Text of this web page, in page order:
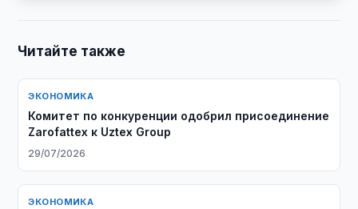
Читайте также
ЭКОНОМИКА
Комитет по конкуренции одобрил присоединение
Zarofattex к Uztex Group
29/07/2026
ЭКОНОМИКА